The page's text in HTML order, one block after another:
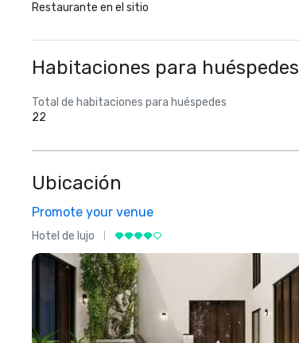
Restaurante en el sitio
Habitaciones para huéspedes
Total de habitaciones para huéspedes
22
Ubicación
Promote your venue
Hotel de lujo